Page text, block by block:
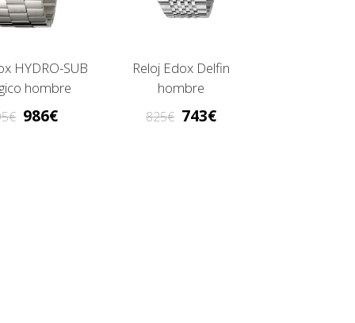
HYDRO-SUB
hombre
986
Reloj Edox Delfin
hombre
825 743